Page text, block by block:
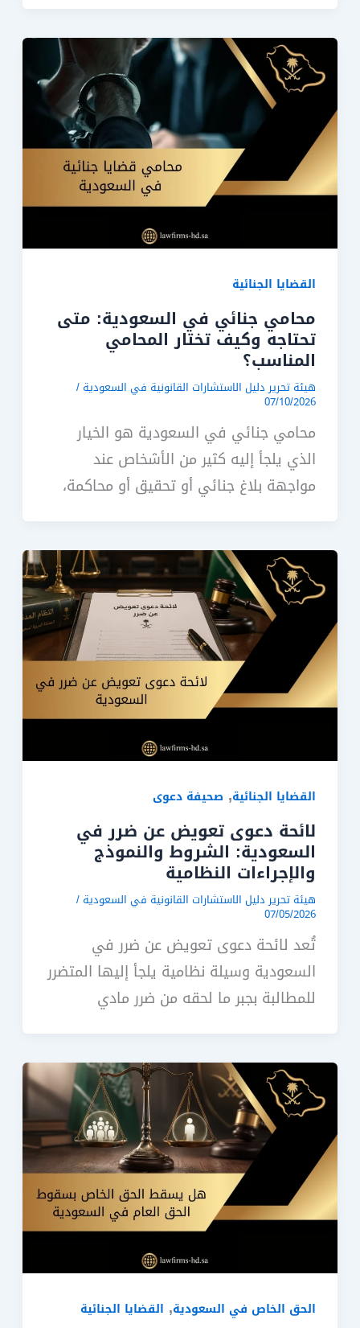
القضايا الجنائية
محامي جنائي في السعودية: متى
تحتاجه وكيف تختار المحامي
المناسب؟
هيئة تحرير دليل الاستشارات القانونية في السعودية /
07/10/2026
محامي جنائي في السعودية هو الخيار
الذي يلجأ إليه كثير من الأشخاص عند
مواجهة بلاغ جنائي أو تحقيق أو محاكمة،
القضايا الجنائية, صحيفة دعوى
لائحة دعوى تعويض عن ضرر في
السعودية: الشروط والنموذج
والإجراءات النظامية
هيئة تحرير دليل الاستشارات القانونية في السعودية /
07/05/2026
تُعد لائحة دعوى تعويض عن ضرر في
السعودية وسيلة نظامية يلجأ إليها المتضرر
للمطالبة بجبر ما لحقه من ضرر مادي
الحق الخاص في السعودية, القضايا الجنائية